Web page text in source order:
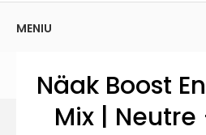
MENIU
Näak Boost
Mix |